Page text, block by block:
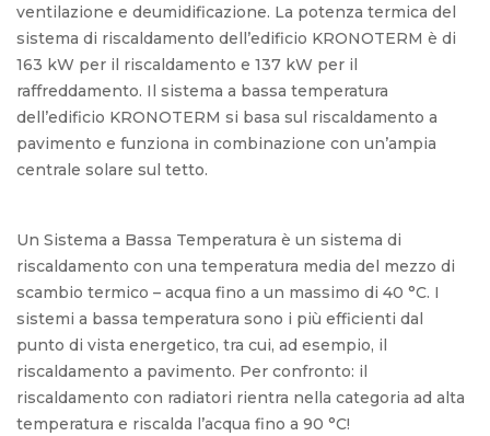
ventilazione e deumidificazione. La potenza termica del
sistema di riscaldamento dell’edificio KRONOTERM è di
163 kW per il riscaldamento e 137 kW per il
raffreddamento. Il sistema a bassa temperatura
dell’edificio KRONOTERM si basa sul riscaldamento a
pavimento e funziona in combinazione con un’ampia
centrale solare sul tetto.
Un Sistema a Bassa Temperatura è un sistema di
riscaldamento con una temperatura media del mezzo di
scambio termico – acqua fino a un massimo di 40 °C. I
sistemi a bassa temperatura sono i più efficienti dal
punto di vista energetico, tra cui, ad esempio, il
riscaldamento a pavimento. Per confronto: il
riscaldamento con radiatori rientra nella categoria ad alta
temperatura e riscalda l’acqua fino a 90 °C!